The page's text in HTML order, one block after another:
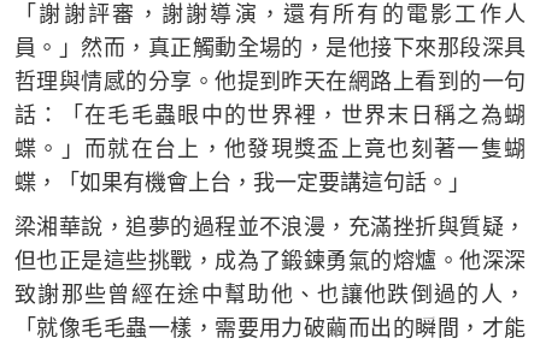
「謝謝評審，謝謝導演，還有所有的電影工作人
員。」然而，真正觸動全場的，是他接下來那段深具
哲理與情感的分享。他提到昨天在網路上看到的一句
話：「在毛毛蟲眼中的世界裡，世界末日稱之為蝴
蝶。」而就在台上，他發現獎盃上竟也刻著一隻蝴
蝶，「如果有機會上台，我一定要講這句話。」
梁湘華說，追夢的過程並不浪漫，充滿挫折與質疑，
但也正是這些挑戰，成為了鍛鍊勇氣的熔爐。他深深
致謝那些曾經在途中幫助他、也讓他跌倒過的人，
「就像毛毛蟲一樣，需要用力破繭而出的瞬間，才能